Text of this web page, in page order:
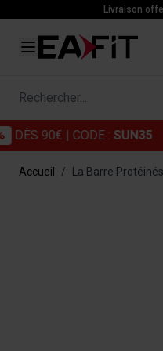
Livraison
Rechercher...
90€ | CODE :SUN35
Accueil / La Barre